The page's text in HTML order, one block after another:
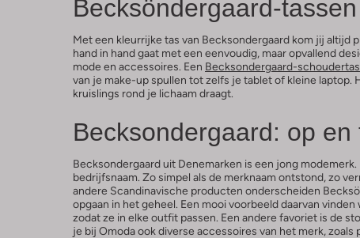
Becksöndergaard-
Met een kleurrijke tas van Becksondergaard kom jij
hand in hand gaat met een eenvoudig, maar opvallend
mode en accessoires. Een Becksondergaard-schoudertas
van je make-up spullen tot zelfs je tablet of kleine laptop.
kruislings rond je lichaam draagt.
Becksondergaard: op
Becksondergaard uit Denemarken is een jong
bedrijfsnaam. Zo simpel als de merknaam ontstond, zo
andere Scandinavische producten onderscheiden
opgaan in het geheel. Een mooi voorbeeld daarvan
zodat ze in elke outfit passen. Een andere favoriet is de
je bij Omoda ook diverse accessoires van het merk,